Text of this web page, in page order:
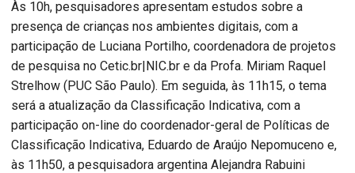
Às 10h, pesquisadores apresentam estudos sobre a
presença de crianças nos ambientes digitais, com a
participação de Luciana Portilho, coordenadora de projetos
de pesquisa no Cetic.br|NIC.br e da Profa. Miriam Raquel
Strelhow (PUC São Paulo). Em seguida, às 11h15, o tema
será a atualização da Classificação Indicativa, com a
participação on-line do coordenador-geral de Políticas de
Classificação Indicativa, Eduardo de Araújo Nepomuceno e,
às 11h50, a pesquisadora argentina Alejandra Rabuini